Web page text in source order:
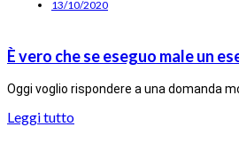
13/10/2020
È vero che se eseguo male un
Oggi voglio rispondere a una domanda
Leggi tutto